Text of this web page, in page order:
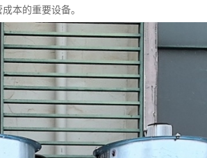
本的重要设备。